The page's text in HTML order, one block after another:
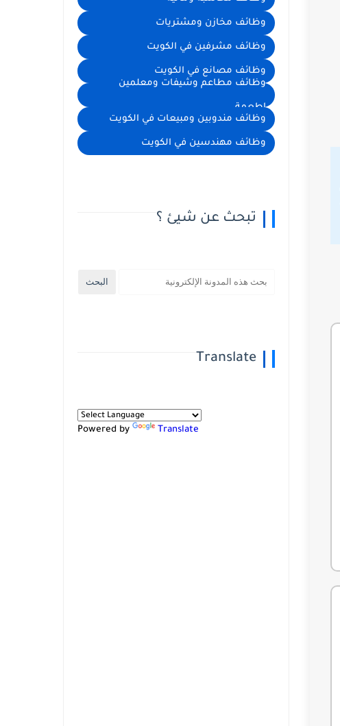
وظائف مخازن ومشتريات
وظائف مشرفين في الكويت
وظائف مصانع في الكويت
وظائف مطاعم وشيفات ومعلمين
اطعمة
وظائف مندوبين ومبيعات في الكويت
وظائف مهندسين في الكويت
تبحث عن شيئ ؟
Translate
Powered by Translate